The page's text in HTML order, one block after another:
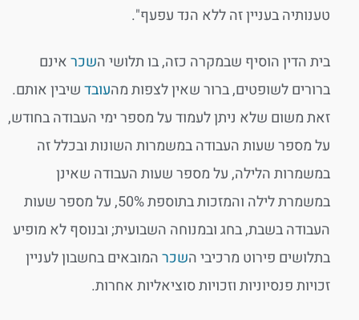
טענותיה בעניין זה ללא הנד עפעף".
בית הדין הוסיף שבמקרה כזה, בו תלושי השכראינם
ברורים לשופטים, ברור שאין לצפות מהעובדשיבין אותם.
זאת משום שלא ניתן לעמוד על מספר ימי העבודה בחודש,
על מספר שעות העבודה במשמרות השונות ובכלל זה
במשמרות הלילה, על מספר שעות העבודה שאינן
במשמרת לילה והמזכות בתוספת 50%, על מספר שעות
העבודה בשבת, בחג ובמנוחה השבועית; ובנוסף לא מופיע
בתלושים פירוט מרכיבי השכרהמובאים בחשבון לעניין
זכויות פנסיוניות וזכויות סוציאליות אחרות.